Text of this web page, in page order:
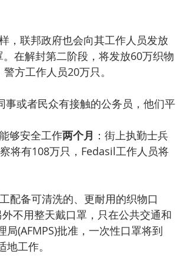
，联邦政府也会向其工作人员发放
在解封第二阶段，将发放60万织物
方工作人员20万只。
或者民众有接触的公务员，他们平
够安全工作两个月 ：街上执勤士兵
将有108万只，Fedasil工作人员将
配备可清洗的、更耐用的织物口
不用整天戴口罩，只在公共交通和
(AFMPS)批准，一次性口罩将到
工作。